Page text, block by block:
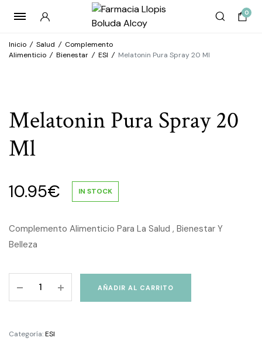
0
Inicio / Salud / Complemento
Alimenticio / Bienestar / ESI / Melatonin Pura Spray 20 Ml
Melatonin Pura Spray 20
Ml
10.95€ IN STOCK
Complemento Alimenticio Para La Salud , Bienestar Y
Belleza
Pura
Ml
AÑADIR AL CARRITO
Categoría:ESI